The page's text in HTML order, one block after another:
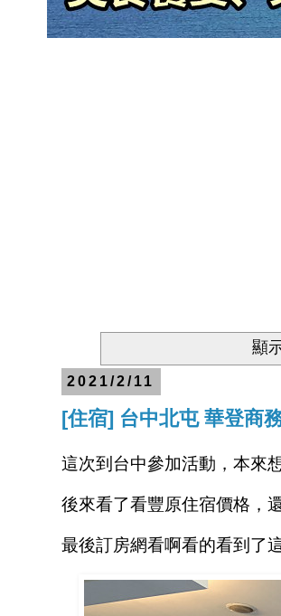
顯
2021/2/11
[住宿] 台中北屯 華登商
這次到台中參加活動，本來
後來看了看豐原住宿價格，
最後訂房網看啊看的看到了